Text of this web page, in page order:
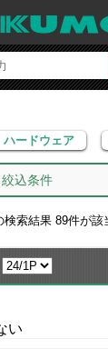
ードウェア
ハードウェア
絞込条件
検索結果 89件が該
い